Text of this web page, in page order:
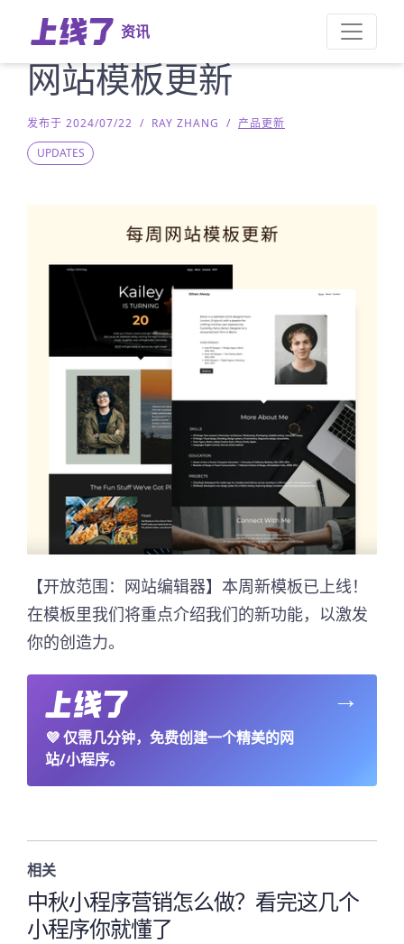
资讯
网站模板更新
发布于 2024/07/22 / RAY ZHANG / 产品更新
UPDATES
【开放范围：网站编辑器】本周新模板已上线！
在模板里我们将重点介绍我们的新功能，以激发
你的创造力。
💜仅需几分钟，免费创建一个精美的网
站/小程序。
→
相关
中秋小程序营销怎么做？看完这几个
小程序你就懂了